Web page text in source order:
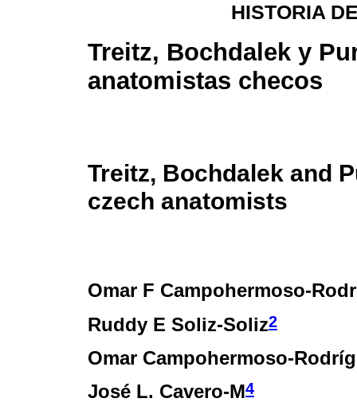
HISTORIA
Treitz, Bochdalek y
anatomistas checos
Treitz, Bochdalek and
czech anatomists
Omar F Campohermoso-
Ruddy E Soliz-Soliz2
Omar Campohermoso-
José L. Cavero-M4